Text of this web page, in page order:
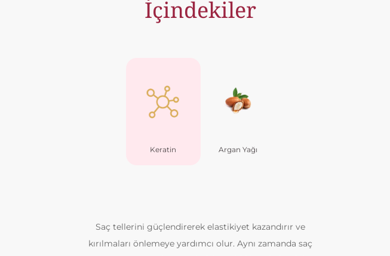
İçindekiler
Keratin Argan Yağı
Saç tellerini güçlendirerek elastikiyet kazandırır ve
kırılmaları önlemeye yardımcı olur. Aynı zamanda saç